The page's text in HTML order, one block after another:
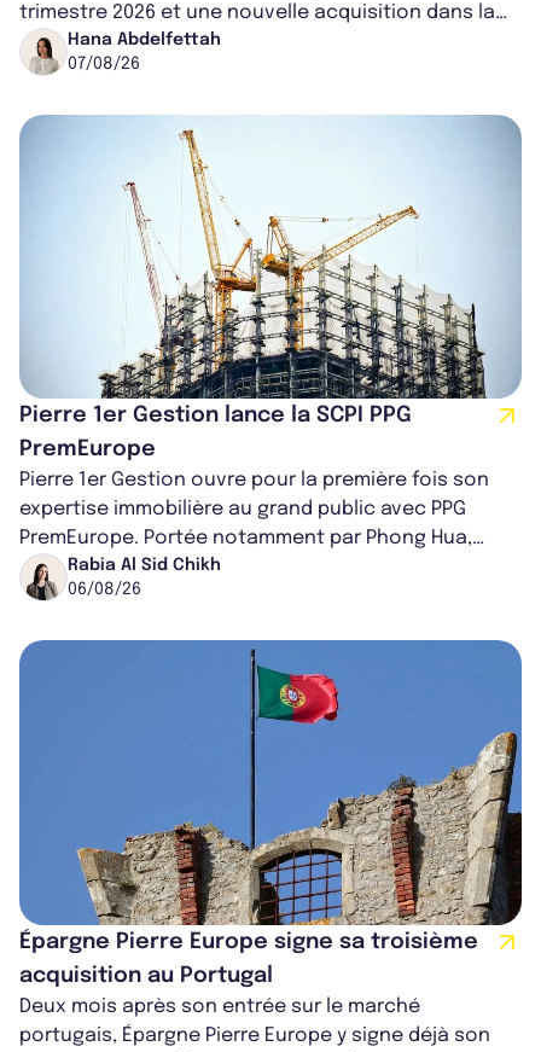
trimestre 2026 et une nouvelle acquisition dans la
région de Chicago. Entre hausse de...
Hana Abdelfettah
07/08/26
Pierre 1er Gestion lance la SCPI PPG
PremEurope
Pierre 1er Gestion ouvre pour la première fois son
expertise immobilière au grand public avec PPG
PremEurope. Portée notamment par Phong Hua,
ancien directeur des investissements d...
Rabia Al Sid Chikh
06/08/26
Épargne Pierre Europe signe sa troisième
acquisition au Portugal
Deux mois après son entrée sur le marché
portugais, Épargne Pierre Europe y signe déjà son